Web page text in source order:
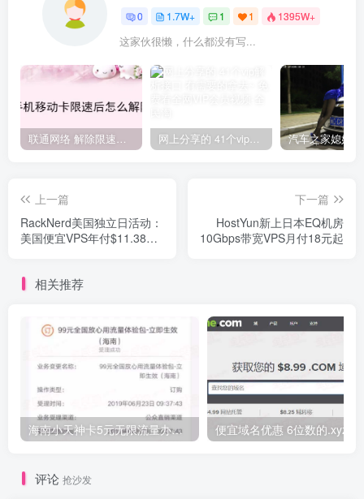
0 1.7W+ 1 1 1395W+
这家伙很懒，什么都没有写...
联通网络 解除限速方法参考！畅享、畅玩、老白干等及其它地区自测了 网上分享的 41个vip解析接口 有需要的拿去~ 免费看全网VIP会员视频
上一篇
RackNerd美国独立日活动：
美国便宜VPS年付$11.38，
泽西/纽约/达拉斯/芝加哥/亚
下一篇
HostYun新上日本EQ机房
10Gbps带宽VPS月付18元起
相关推荐
海南小天神卡5元无限流量办理的方法，5元流量不限量自行车来了
评论 抢沙发